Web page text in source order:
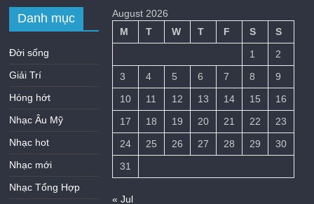
Danh mục
Đời sống
Giải Trí
Hóng hớt
Nhạc Âu Mỹ
Nhạc hot
Nhạc mới
Nhạc Tổng Hợp
August 2026
M
T W T F S
S
1
2
3
4 5 6 7 8
9
10
11 12 13 14 15
16
17
18 19 20 21 22
23
24
25 26 27 28 29
30
31
« Jul